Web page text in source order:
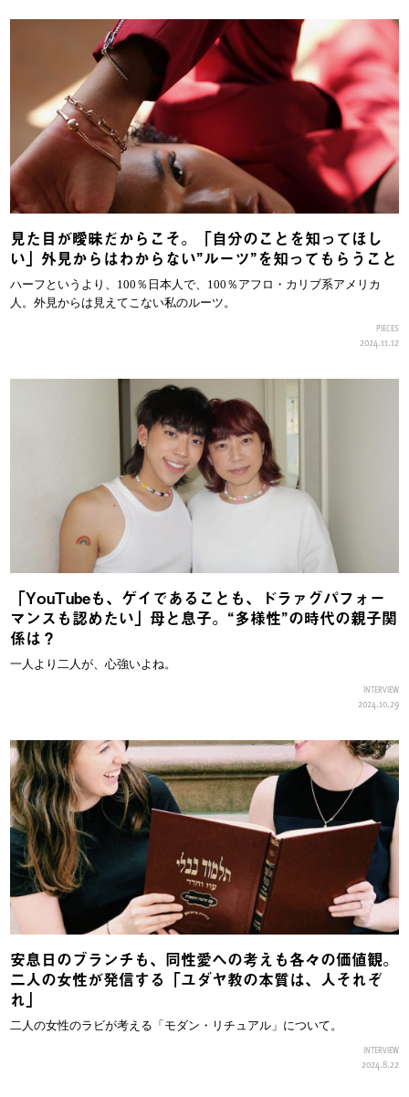
見た目が曖昧だからこそ。「自分のことを知ってほし
い」外見からはわからない”ルーツ”を知ってもらうこと
ハーフというより、100％日本人で、100％アフロ・カリブ系アメリカ
人。外見からは見えてこない私のルーツ。
PIECES
2024.11.12
「YouTubeも、ゲイであることも、ドラァグパフォー
マンスも認めたい」母と息子。“多様性”の時代の親子関
係は？
一人より二人が、心強いよね。
INTERVIEW
2024.10.29
安息日のブランチも、同性愛への考えも各々の価値観。
二人の女性が発信する「ユダヤ教の本質は、人それぞ
れ」
二人の女性のラビが考える「モダン・リチュアル」について。
INTERVIEW
2024.8.22